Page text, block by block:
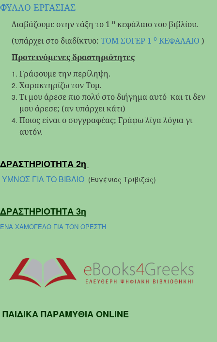
ΦΥΛΛΟ ΕΡΓΑΣΙΑΣ
Διαβάζουμε στην τάξη το 1 ο κεφάλαιο του βιβλίου.
(υπάρχει στο διαδίκτυο: ΤΟΜ ΣΟΓΕΡ 1 ο ΚΕΦΑΛΑΙΟ )
Προτεινόμενες δραστηριότητες
Γράφουμε την περίληψη.
Χαρακτηρίζω τον Τομ.
Τι μου άρεσε πιο πολύ στο διήγημα αυτό και τι δεν
μου άρεσε; (αν υπάρχει κάτι)
Ποιος είναι ο συγγραφέας; Γράφω λίγα λόγια γι
αυτόν.
ΔΡΑΣΤΗΡΙΟΤΗΤΑ 2η
ΥΜΝΟΣ ΓΙΑ ΤΟ ΒΙΒΛΙΟ (Ευγένιος Τριβιζάς)
ΔΡΑΣΤΗΡΙΟΤΗΤΑ 3η
ΕΝΑ ΧΑΜΟΓΕΛΟ ΓΙΑ ΤΟΝ ΟΡΕΣΤΗ
ΠΑΙΔΙΚΑ ΠΑΡΑΜΥΘΙΑ ONLINE